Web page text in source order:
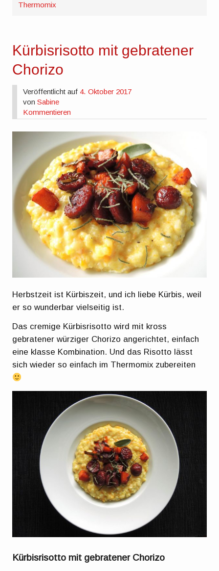
Thermomix
Kürbisrisotto mit gebratener
Chorizo
Veröffentlicht auf 4. Oktober 2017
vonSabine
Kommentieren
Herbstzeit ist Kürbiszeit, und ich liebe Kürbis, weil
er so wunderbar vielseitig ist.
Das cremige Kürbisrisotto wird mit kross
gebratener würziger Chorizo angerichtet, einfach
eine klasse Kombination. Und das Risotto lässt
sich wieder so einfach im Thermomix zubereiten
Kürbisrisotto mit gebratener Chorizo